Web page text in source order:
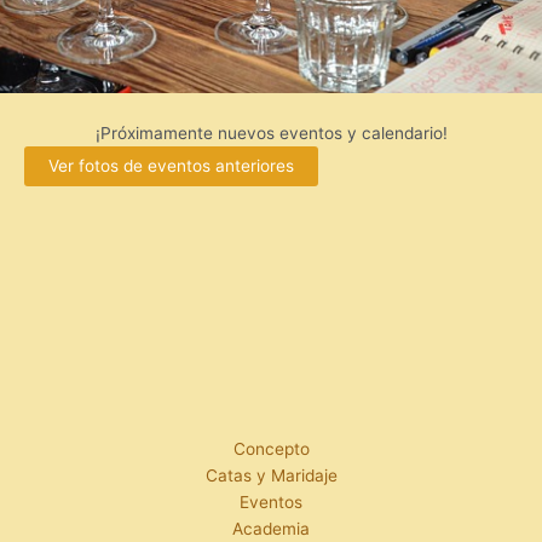
¡Próximamente nuevos eventos y calendario!
Ver fotos de eventos anteriores
Concepto
Catas y Maridaje
Eventos
Academia